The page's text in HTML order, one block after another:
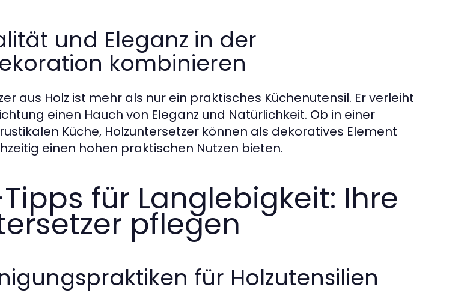
und Eleganz in der
kombinieren
aus Holz ist mehr als nur ein praktisches Küchenutensil. Er verleiht
einen Hauch von Eleganz und Natürlichkeit. Ob in einer
Küche, Holzuntersetzer können als dekoratives Element
einen hohen praktischen Nutzen bieten.
für Langlebigkeit: Ihre
pflegen
für Holzutensilien